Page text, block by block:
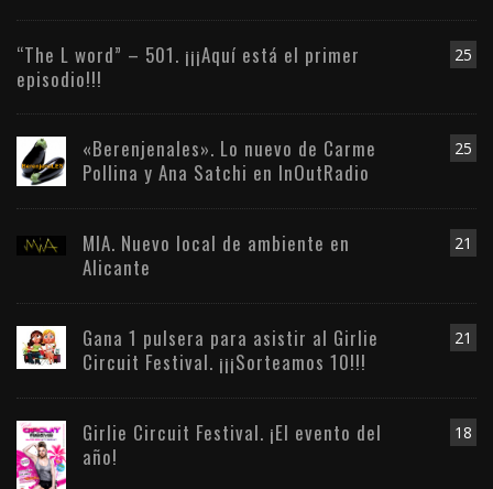
25
“The L word” – 501. ¡¡¡Aquí está el primer
episodio!!!
25
«Berenjenales». Lo nuevo de Carme
Pollina y Ana Satchi en InOutRadio
21
MIA. Nuevo local de ambiente en
Alicante
21
Gana 1 pulsera para asistir al Girlie
Circuit Festival. ¡¡¡Sorteamos 10!!!
18
Girlie Circuit Festival. ¡El evento del
año!